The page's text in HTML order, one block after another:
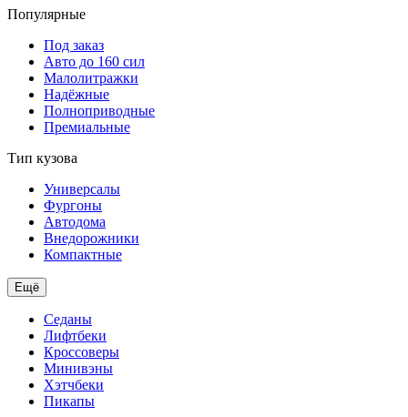
Популярные
Под заказ
Авто до 160 сил
Малолитражки
Надёжные
Полноприводные
Премиальные
Тип кузова
Универсалы
Фургоны
Автодома
Внедорожники
Компактные
Ещё
Седаны
Лифтбеки
Кроссоверы
Минивэны
Хэтчбеки
Пикапы